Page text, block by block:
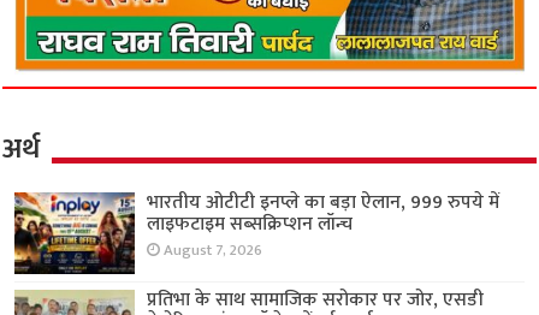
अर्थ
भारतीय ओटीटी इनप्ले का बड़ा ऐलान, 999 रुपये में
लाइफटाइम सब्सक्रिप्शन लॉन्च
August 7, 2026
प्रतिभा के साथ सामाजिक सरोकार पर जोर, एसडी